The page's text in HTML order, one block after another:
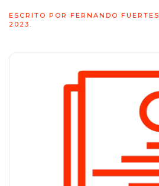
ESCRITO POR FERNANDO FUERTES
2023 .